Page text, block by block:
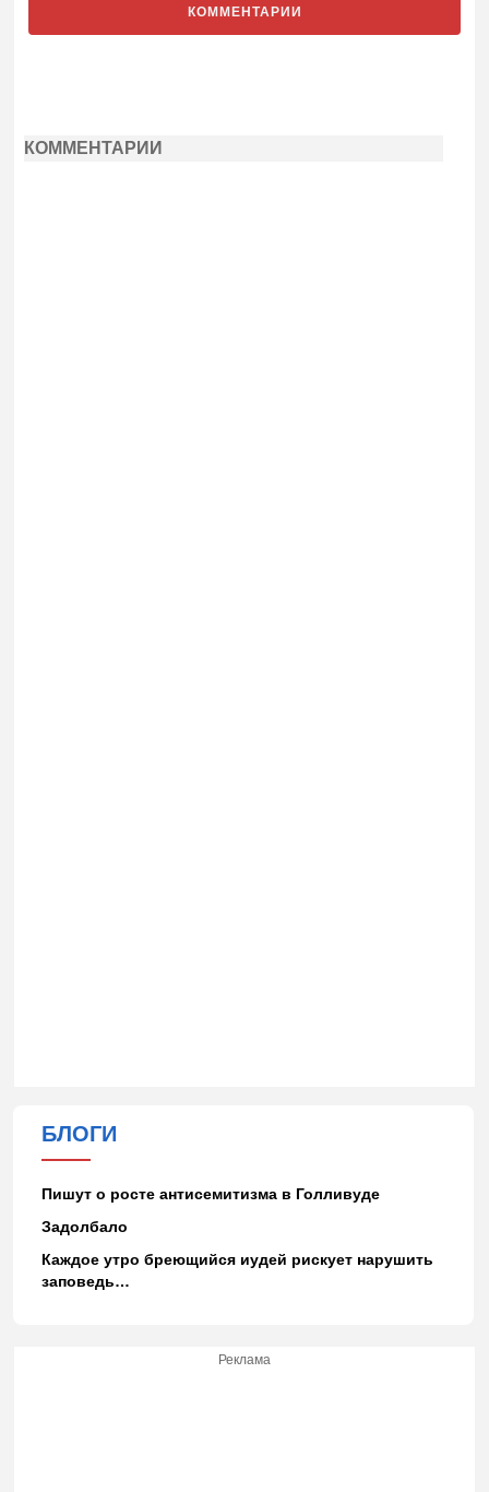
КОММЕНТАРИИ
КОММЕНТАРИИ
БЛОГИ
Пишут о росте антисемитизма в Голливуде
Задолбало
Каждое утро бреющийся иудей рискует нарушить
заповедь…
Реклама